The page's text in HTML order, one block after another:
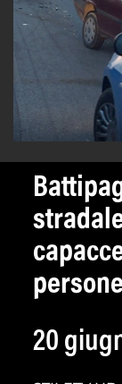
persone
20